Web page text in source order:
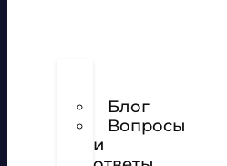
Блог
Вопросы
и